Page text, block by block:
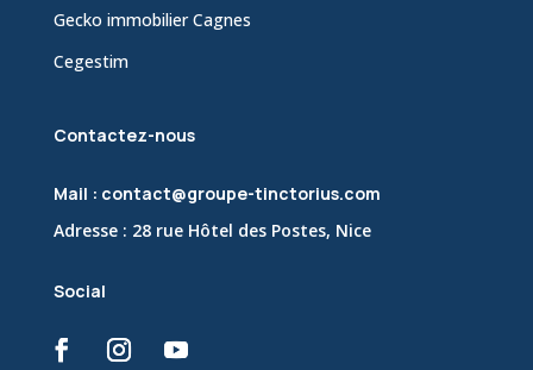
Gecko immobilier Cagnes
Cegestim
Contactez-nous
Mail : contact@groupe-tinctorius.com
Adresse : 28 rue Hôtel des Postes, Nice
Social